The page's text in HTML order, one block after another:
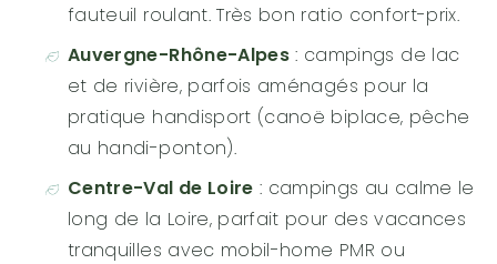
fauteuil roulant. Très bon ratio confort-prix.
Auvergne-Rhône-Alpes : campings de lac
et de rivière, parfois aménagés pour la
pratique handisport (canoë biplace, pêche
au handi-ponton).
Centre-Val de Loire : campings au calme le
long de la Loire, parfait pour des vacances
tranquilles avec mobil-home PMR ou